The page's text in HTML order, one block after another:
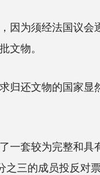
为须经法国议会
文物。
还文物的国家显
套较为完整和具
三的成员投反对